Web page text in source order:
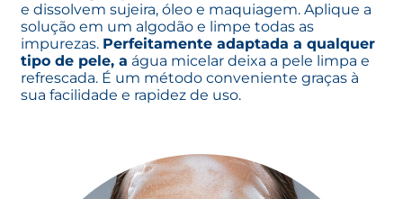
e dissolvem sujeira, óleo e maquiagem. Aplique a
solução em um algodão e limpe todas as
impurezas. Perfeitamente adaptada a qualquer
tipo de pele, a água micelar deixa a pele limpa e
refrescada. É um método conveniente graças à
sua facilidade e rapidez de uso.